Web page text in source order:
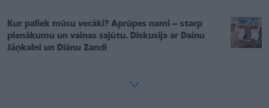
Kur paliek mūsu vecāki? Aprūpes nami – starp
pienākumu un vainas sajūtu. Diskusija ar Dainu
Jāņkalni un Diānu Zandi